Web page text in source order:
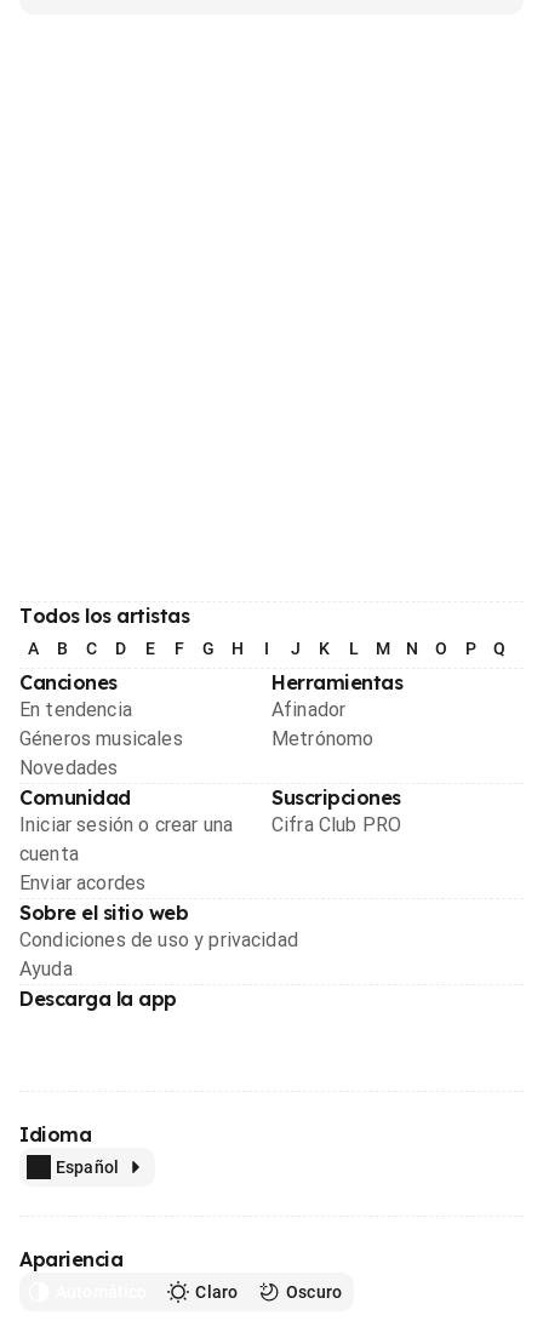
Todos los artistas
A B C D E F G H I J K L M N O P Q
Canciones
En tendencia
Géneros musicales
Novedades
Herramientas
Afinador
Metrónomo
Comunidad
Iniciar sesión o crear una
cuenta
Enviar acordes
Suscripciones
Cifra Club PRO
Sobre el sitio web
Condiciones de uso y privacidad
Ayuda
Descarga la app
Idioma
Español
Apariencia
Claro Oscuro